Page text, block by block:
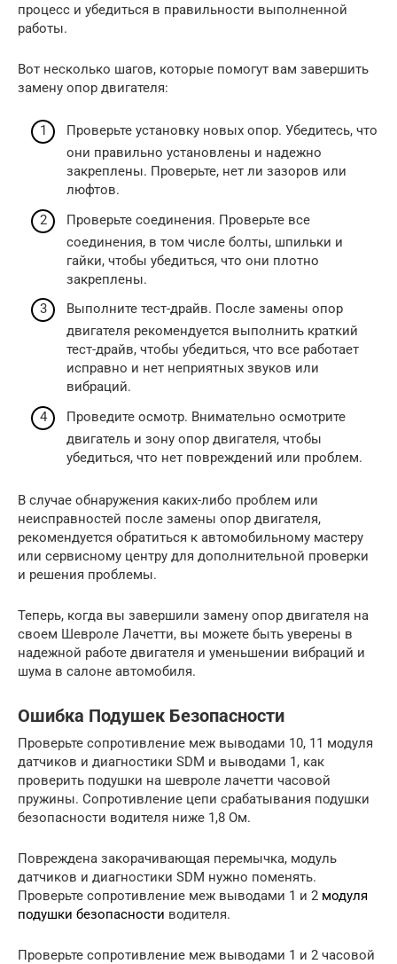
процесс и убедиться в правильности выполненной
работы.
Вот несколько шагов, которые помогут вам завершить
замену опор двигателя:
Проверьте установку новых опор. Убедитесь, что
они правильно установлены и надежно
закреплены. Проверьте, нет ли зазоров или
люфтов.
Проверьте соединения. Проверьте все
соединения, в том числе болты, шпильки и
гайки, чтобы убедиться, что они плотно
закреплены.
Выполните тест-драйв. После замены опор
двигателя рекомендуется выполнить краткий
тест-драйв, чтобы убедиться, что все работает
исправно и нет неприятных звуков или
вибраций.
Проведите осмотр. Внимательно осмотрите
двигатель и зону опор двигателя, чтобы
убедиться, что нет повреждений или проблем.
В случае обнаружения каких-либо проблем или
неисправностей после замены опор двигателя,
рекомендуется обратиться к автомобильному мастеру
или сервисному центру для дополнительной проверки
и решения проблемы.
Теперь, когда вы завершили замену опор двигателя на
своем Шевроле Лачетти, вы можете быть уверены в
надежной работе двигателя и уменьшении вибраций и
шума в салоне автомобиля.
Ошибка Подушек Безопасности
Проверьте сопротивление меж выводами 10, 11 модуля
датчиков и диагностики SDM и выводами 1, как
проверить подушки на шевроле лачетти часовой
пружины. Сопротивление цепи срабатывания подушки
безопасности водителя ниже 1,8 Ом.
Повреждена закорачивающая перемычка, модуль
датчиков и диагностики SDM нужно поменять.
Проверьте сопротивление меж выводами 1 и 2 модуля
подушки безопасности водителя.
Проверьте сопротивление меж выводами 1 и 2 часовой